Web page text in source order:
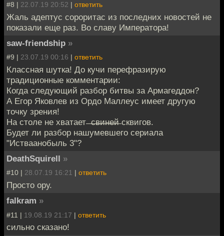
#8 | 22.07.19 20:52 | ответить
Жаль адептус сороритас из последних новостей не
показали еще раз. Во славу Императора!
saw-friendship »
#9 | 23.07.19 00:16 | ответить
Классная шутка! До кучи перефразирую
традиционные комментарии:
Когда следующий разбор битвы за Армагеддон?
А Егор Яковлев из Ордо Маллеус имеет другую
точку зрения!
На столе не хватает ̶ ̶с̶в̶и̶н̶е̶й̶ сквигов.
Будет ли разбор нашумевшего сериала
"Истваанобыль 3"?
DeathSquirell »
#10 | 28.07.19 16:21 | ответить
Просто ору.
falkram »
#11 | 19.08.19 21:17 | ответить
сильно сказано!